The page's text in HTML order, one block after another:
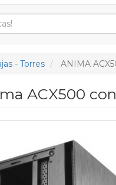
- Torres ANIMA
ACX500